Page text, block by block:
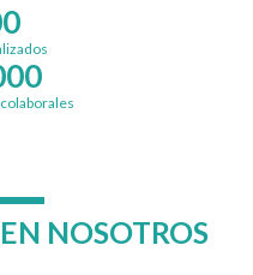
NOSOTROS